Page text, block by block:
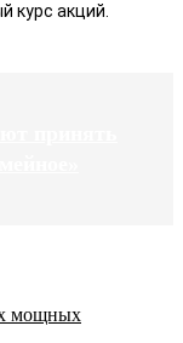
курс акций.
мощных